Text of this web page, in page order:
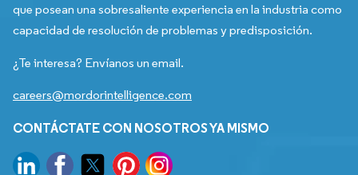
que posean una sobresaliente experiencia en la industria como
capacidad de resolución de problemas y predisposición.
¿Te interesa? Envíanos un email.
careers@mordorintelligence.com
CONTÁCTATE CON NOSOTROS YA MISMO